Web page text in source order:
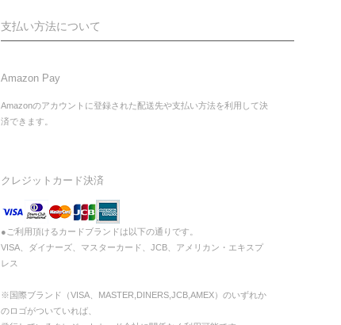
支払い方法について
Amazon Pay
Amazonのアカウントに登録された配送先や支払い方法を利用して決
済できます。
クレジットカード決済
●ご利用頂けるカードブランドは以下の通りです。
VISA、ダイナーズ、マスターカード、JCB、アメリカン・エキスプ
レス
※国際ブランド（VISA、MASTER,DINERS,JCB,AMEX）のいずれか
のロゴがついていれば、